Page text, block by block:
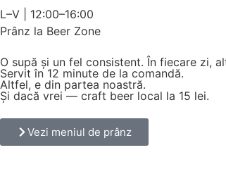
L–V | 12:00–16:00
Prânz la Beer Zone
O supă și un fel consistent. În fiecare zi,
Servit în 12 minute de la comandă.
Altfel, e din partea noastră.
Și dacă vrei — craft beer local la 15 lei.
Vezi meniul de prânz